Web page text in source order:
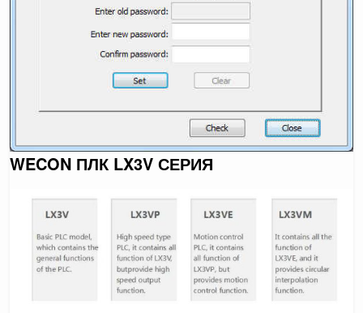
WECON ПЛК LX3V СЕРИЯ